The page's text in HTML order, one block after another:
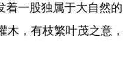
着一股独属于大自然的
木，有枝繁叶茂之意，